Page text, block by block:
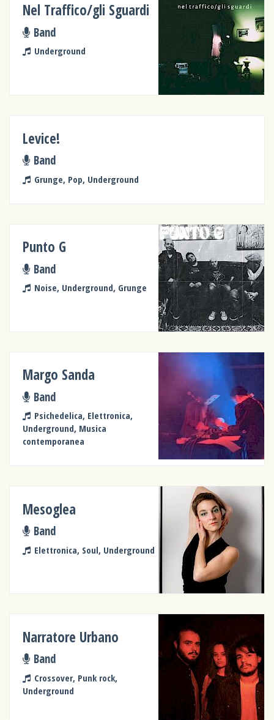
Nel Traffico/gli Sguardi
Band
Underground
Levice!
Band
Grunge, Pop, Underground
Punto G
Band
Noise, Underground, Grunge
Margo Sanda
Band
Psichedelica, Elettronica,
Underground, Musica
contemporanea
Mesoglea
Band
Elettronica, Soul, Underground
Narratore Urbano
Band
Crossover, Punk rock,
Underground